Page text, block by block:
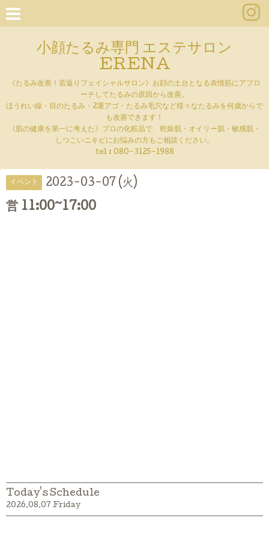
小顔たるみ専門 エステサロン
ERENA
《たるみ改善！若返りフェイシャルサロン》お顔の土台となる表情筋にアプロ
ーチしてたるみの原因から改善。
ほうれい線・目のたるみ・2重アゴ・たるみ毛穴など様々なたるみを何歳からで
も改善できます！
《肌の健康を第一に考えた》プロの化粧品で、乾燥肌・オイリー肌・敏感肌・
しつこいニキビにお悩みの方もご相談ください。
tel : 080-3125-1988
イベント 2023-03-07 (火)
営 11:00~17:00
Today's Schedule
2026.08.07 Friday